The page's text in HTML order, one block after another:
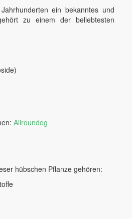
ein bekanntes und
zu einem der beliebtesten
Allroundog
hübschen Pflanze gehören: